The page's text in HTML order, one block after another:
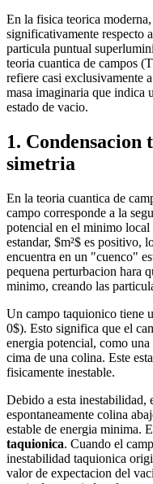
En la fisica teorica
significativamente respecto
particula puntual
teoria cuantica de campos
refiere casi exclusivamente
masa imaginaria que indica
estado de vacio.
1.
simetria
En la teoria cuantica de
campo corresponde a la
potencial en el minimo local
estandar, $m²$ es positivo,
encuentra en un "cuenco"
pequena perturbacion hara
minimo, creando las
Un campo taquionico tiene
0$). Esto significa que el
energia potencial, como
cima de una colina. Este
fisicamente inestable.
Debido a esta inestabilidad,
espontaneamente colina
estable de energia minima.
taquionica. Cuando el
inestabilidad taquionica
valor de expectacion del